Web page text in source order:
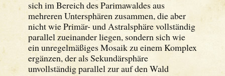
sich im Bereich des Parimawaldes aus
mehreren Untersphären zusammen, die aber
nicht wie Primär- und Astralsphäre vollständig
parallel zueinander liegen, sondern sich wie
ein unregelmäßiges Mosaik zu einem Komplex
ergänzen, der als Sekundärsphäre
unvollständig parallel zur auf den Wald